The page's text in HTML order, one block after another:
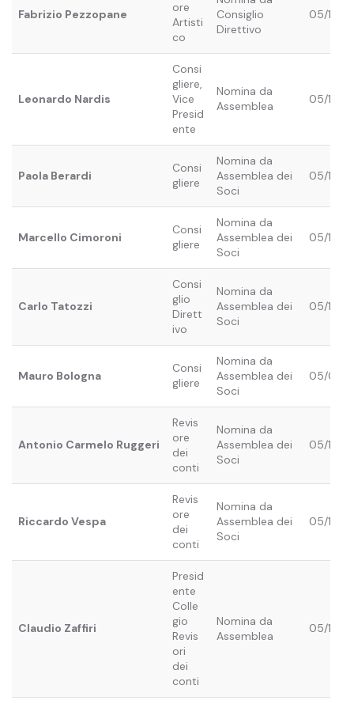
Fabrizio Pezzopane
ore
Artisti
co
Consiglio
Direttivo
05/12/
Leonardo Nardis
Consi
gliere,
Vice
Presid
ente
Nomina da
Assemblea
05/12/
Paola Berardi
Consi
gliere
Nomina da
Assemblea dei
Soci
05/12/
Marcello Cimoroni
Consi
gliere
Nomina da
Assemblea dei
Soci
05/12/
Carlo Tatozzi
Consi
glio
Dirett
ivo
Nomina da
Assemblea dei
Soci
05/12/
Mauro Bologna
Consi
gliere
Nomina da
Assemblea dei
Soci
05/06/
Antonio Carmelo Ruggeri
Revis
ore
dei
conti
Nomina da
Assemblea dei
Soci
05/12/
Riccardo Vespa
Revis
ore
dei
conti
Nomina da
Assemblea dei
Soci
05/12/
Claudio Zaffiri
Presid
ente
Colle
gio
Revis
ori
dei
conti
Nomina da
Assemblea
05/12/